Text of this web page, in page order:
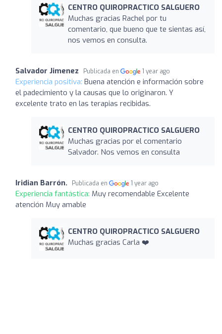
CENTRO QUIROPRACTICO SALGUERO
Muchas gracias Rachel por tu
comentario, que bueno que te sientas así,
nos vemos en consulta.
Salvador Jimenez Publicada en 1 year ago
Experiencia positiva: Buena atención e información sobre
el padecimiento y la causas que lo originaron. Y
excelente trato en las terapias recibidas.
CENTRO QUIROPRACTICO SALGUERO
Muchas gracias por el comentario
Salvador. Nos vemos en consulta
Iridian Barrón. Publicada en 1 year ago
Experiencia fantástica: Muy recomendable Excelente
atención Muy amable
CENTRO QUIROPRACTICO SALGUERO
Muchas gracias Carla ❤️